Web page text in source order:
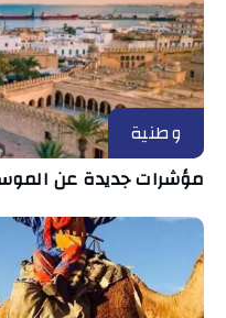
وطنية
مؤشرات جديدة عن